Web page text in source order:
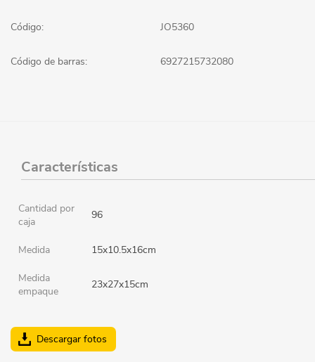
Código: JO5360
Código de barras: 6927215732080
Características
Cantidad por
caja
96
Medida 15x10.5x16cm
Medida
empaque
23x27x15cm
Descargar fotos